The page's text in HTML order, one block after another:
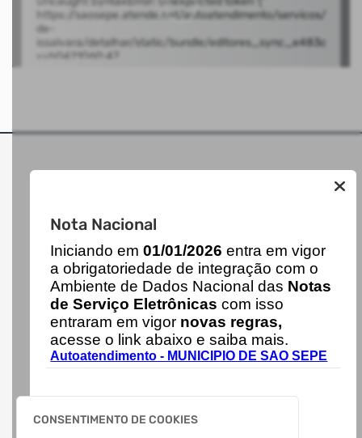
CONSENTIMENTO DE COOKIES
Nota Nacional
Iniciando em01/01/2026 entra em vigor
a obrigatoriedade de integração com o
Ambiente de Dados Nacional das Notas
de Serviço Eletrônicas com isso
entraram em vigor novas regras,
acesse o link abaixo e saiba mais.
Autoatendimento - MUNICIPIO DE SAO SEPE
MUNICIPIO DE SAO SEPE
AUTOATENDIMENTO
ACESSO RÁPIDO
Acesso à Informação
Cidadão
Transparência
São Sepé/